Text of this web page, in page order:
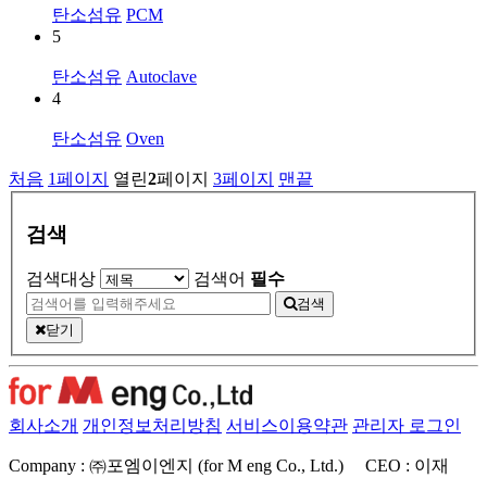
탄소섬유 PCM
5
탄소섬유 Autoclave
4
탄소섬유 Oven
처음 1페이지 열린2페이지 3페이지 맨끝
검색
검색대상 검색어 필수
검색
닫기
회사소개 개인정보처리방침 서비스이용약관 관리자 로그인
Company : ㈜포엠이엔지 (for M eng Co., Ltd.)
CEO : 이재